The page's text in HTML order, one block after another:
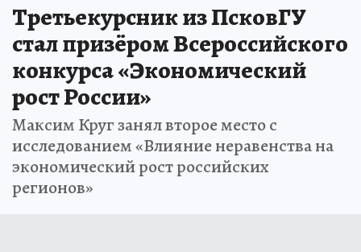
Третьекурсник из ПсковГУ
стал призёром Всероссийского
конкурса «Экономический
рост России»
Максим Круг занял второе место с
исследованием «Влияние неравенства на
экономический рост российских
регионов»